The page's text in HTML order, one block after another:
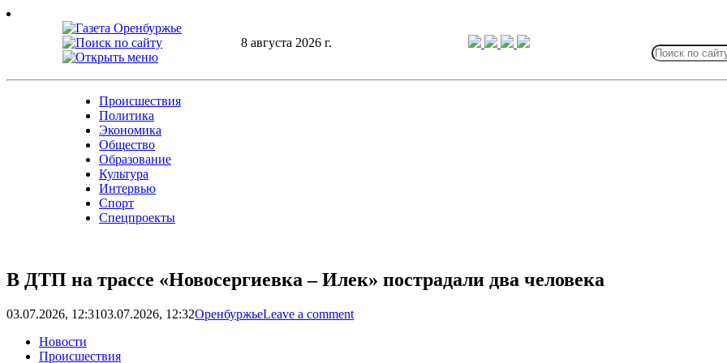
Skip
8 августа 2026 г.
for:
Происшествия
Политика
Экономика
Общество
Образование
Культура
Интервью
Спорт
Спецпроекты
В ДТП на трассе «Новосергиевка – Илек» пострадали два человека
03.07.2026, 12:3103.07.2026, 12:32ОренбуржьеLeave a comment
Новости
Происшествия